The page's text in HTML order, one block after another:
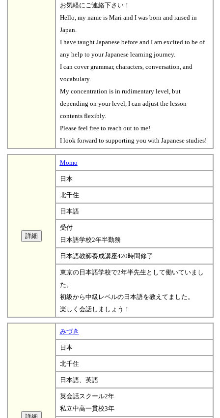
お気軽にご連絡下さい！
Hello, my name is Mari and I was born and raised in
Japan.
I have taught Japanese before and I am excited to be of
any help to your Japanese learning journey.
I can cover grammar, characters, conversation, and
vocabulary.
My concentration is in rudimentary level, but
depending on your level, I can adjust the lesson
contents flexibly.
Please feel free to reach out to me!
I look forward to supporting you with Japanese studies!
Momo
日本
北千住
日本語
受付
日本語学校2年半勤務
日本語教師養成講座420時間修了
東京の日本語学校で2年半先生として働いていまし
た。
初級から中級レベルの日本語を教えてました。
楽しく会話しましょう！
みづき
日本
北千住
日本語、英語
英会話スクール2年
私立中高一貫校3年